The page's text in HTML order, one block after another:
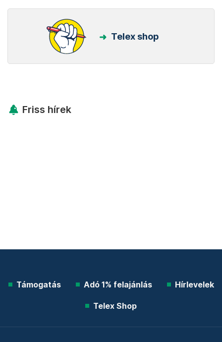
Telex shop
Friss hírek
Támogatás Adó 1% felajánlás Hírlevelek
Telex Shop